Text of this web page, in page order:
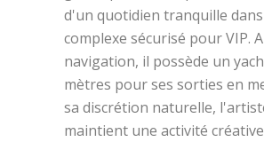
d'un quotidien tranquille dans
complexe sécurisé pour VIP.
navigation, il possède un
mètres pour ses sorties en
sa discrétion naturelle,
maintient une activité